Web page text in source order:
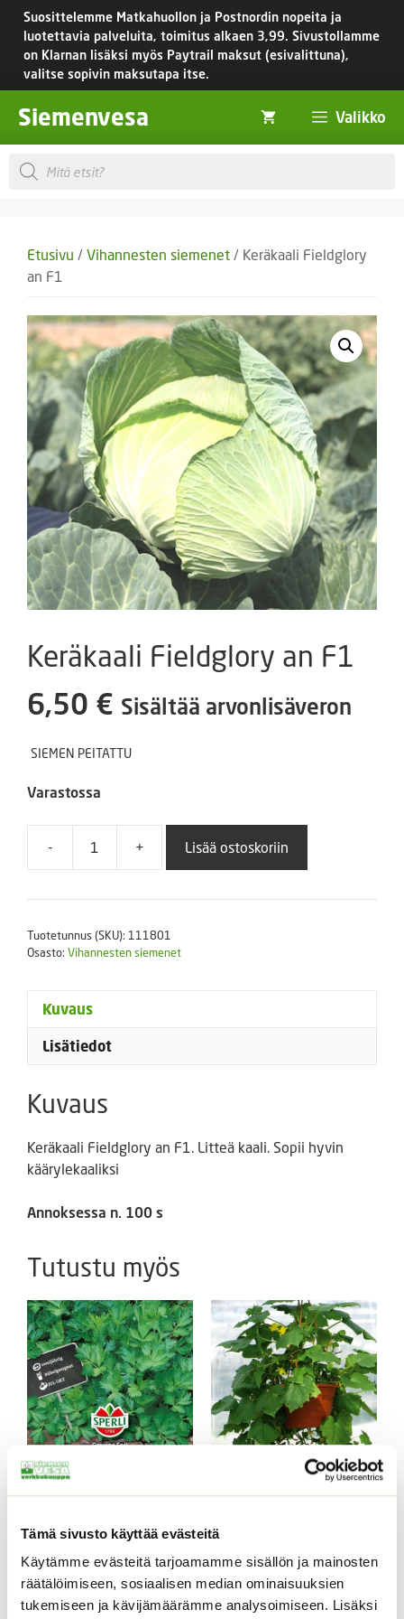
Tämä sivusto käyttää evästeitä
Käytämme evästeitä tarjoamamme sisällön ja mainosten
räätälöimiseen, sosiaalisen median ominaisuuksien
tukemiseen ja kävijämäärämme analysoimiseen. Lisäksi
Siirry
sisältöön
Suosittelemme Matkahuollon ja Postnordin nopeita ja
luotettavia palveluita, toimitus alkaen 3,99. Sivustollamme
on Klarnan lisäksi myös Paytrail maksut (esivalittuna),
valitse sopivin maksutapa itse.
Siemenvesa Valikko
Products
search
Etusivu / Vihannesten siemenet / Keräkaali Fieldglory
an F1
Keräkaali Fieldglory an F1
6,50 € Sisältää arvonlisäveron
SIEMEN PEITATTU
Varastossa
-
Keräkaali
an
määrä
+ Lisää ostoskoriin
Tuotetunnus (SKU): 111801
Osasto: Vihannesten siemenet
Kuvaus
Lisätiedot
Kuvaus
Keräkaali Fieldglory an F1. Litteä kaali. Sopii hyvin
käärylekaaliksi
Annoksessa n. 100 s
Tutustu myös
Amppeli/snack- kurkku
14,00
-
195,00 €